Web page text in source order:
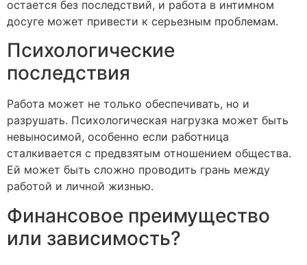
остается без последствий, и работа в интимном
досуге может привести к серьезным проблемам.
Психологические
последствия
Работа может не только обеспечивать, но и
разрушать. Психологическая нагрузка может быть
невыносимой, особенно если работница
сталкивается с предвзятым отношением общества.
Ей может быть сложно проводить грань между
работой и личной жизнью.
Финансовое преимущество
или зависимость?